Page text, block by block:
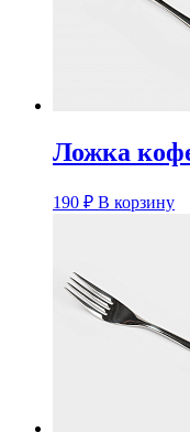
Ложка
190 ₽ В корзину